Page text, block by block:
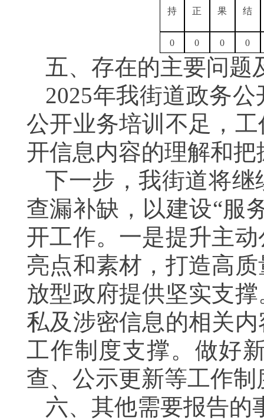
持
正
果
结
0 0 0 0
五、存在的主要问题
2025年我街道政务
公开业务培训不足，
开信息内容的理解和
下一步，我街道将
查漏补缺，以建设“服
开工作。一是提升主
亮点和素材，打造高
放型政府提供坚实支
私及涉密信息的相关
工作制度支撑。做好
查、公示更新等工作
六、其他需要报告的